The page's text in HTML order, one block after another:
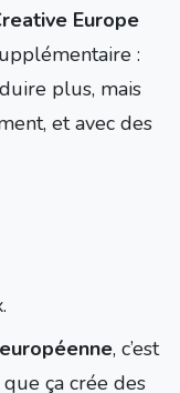
Europe
:
plus, mais
et avec des
, c’est
ça crée des